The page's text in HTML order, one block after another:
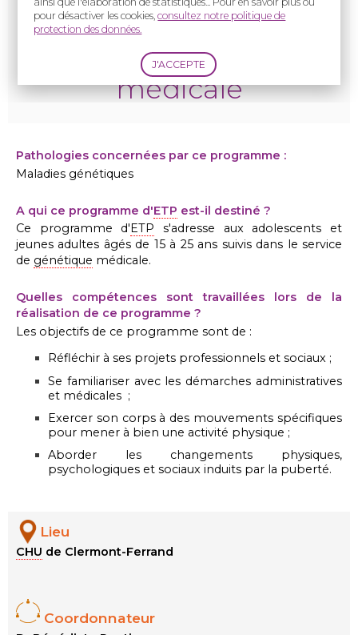
pour désactiver les cookies,consultez notre politique de
protection des données.
patients suivis dans le
service degénétique
médicale
Pathologies concernées par ce programme :
Maladies génétiques
A qui ce programme d'ETP est-il destiné ?
Ce programme d' ETP s'adresse aux adolescents et
jeunes adultes âgés de 15 à 25 ans suivis dans le service
de génétique médicale.
Quelles compétences sont travaillées lors de la
réalisation de ce programme ?
Les objectifs de ce programme sont de :
Réfléchir à ses projets professionnels et sociaux ;
Se familiariser avec les démarches administratives
et médicales ;
Exercer son corps à des mouvements spécifiques
pour mener à bien une activité physique ;
Aborder les changements physiques,
psychologiques et sociaux induits par la puberté.
Lieu
CHU de Clermont-Ferrand
Coordonnateur